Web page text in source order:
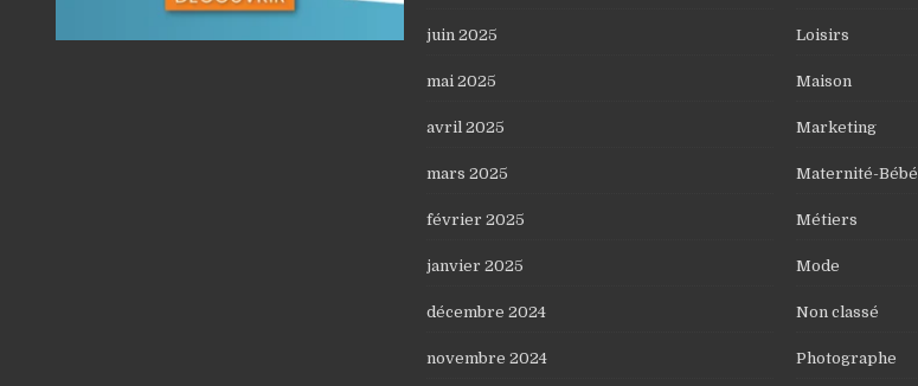
juin 2025
mai 2025
avril 2025
mars 2025
février 2025
janvier 2025
décembre 2024
novembre 2024
Loisirs
Maison
Marketing
Maternité-Bébé
Métiers
Mode
Non classé
Photographe